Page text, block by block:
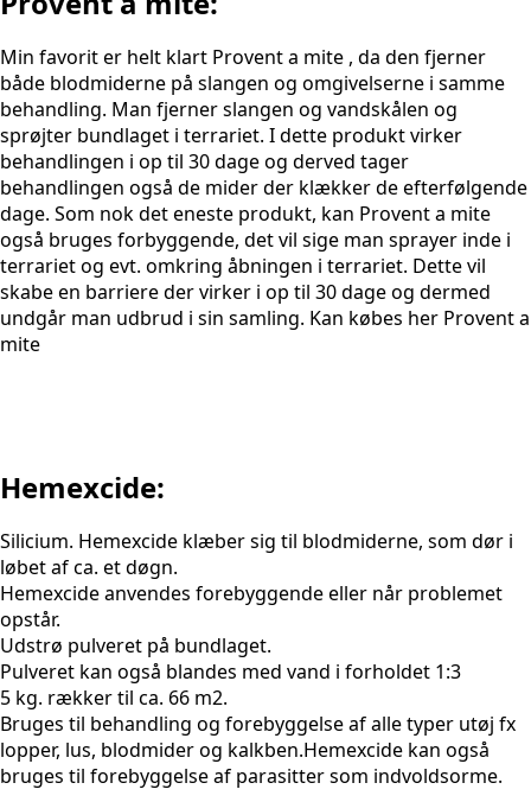
Min favorit er helt klart Provent a mite , da den fjerner
både blodmiderne på slangen og omgivelserne i samme
behandling. Man fjerner slangen og vandskålen og
sprøjter bundlaget i terrariet. I dette produkt virker
behandlingen i op til 30 dage og derved tager
behandlingen også de mider der klækker de efterfølgende
dage. Som nok det eneste produkt, kan Provent a mite
også bruges forbyggende, det vil sige man sprayer inde i
terrariet og evt. omkring åbningen i terrariet. Dette vil
skabe en barriere der virker i op til 30 dage og dermed
undgår man udbrud i sin samling. Kan købes her Provent a
mite
Hemexcide:
Silicium. Hemexcide klæber sig til blodmiderne, som dør i
løbet af ca. et døgn.
Hemexcide anvendes forebyggende eller når problemet
opstår.
Udstrø pulveret på bundlaget.
Pulveret kan også blandes med vand i forholdet 1:3
5 kg. rækker til ca. 66 m2.
Bruges til behandling og forebyggelse af alle typer utøj fx
lopper, lus, blodmider og kalkben.Hemexcide kan også
bruges til forebyggelse af parasitter som indvoldsorme.